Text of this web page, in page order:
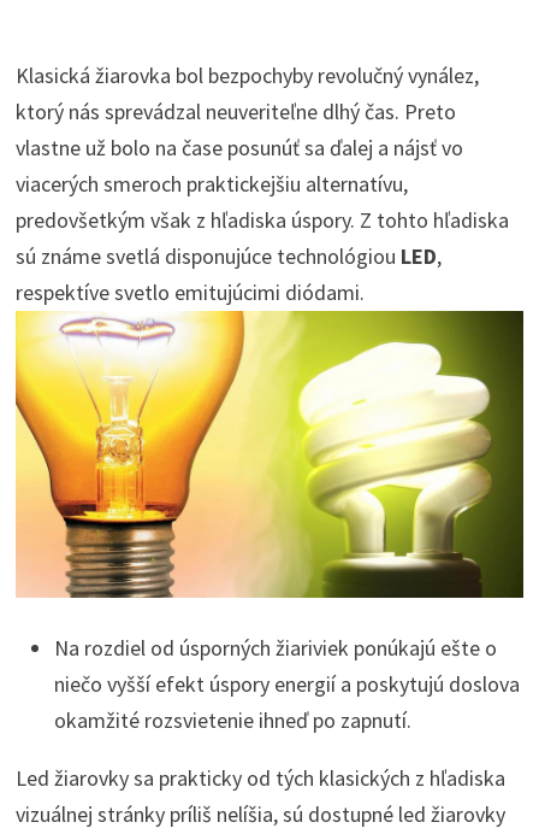
Klasická žiarovka bol bezpochyby revolučný vynález,
ktorý nás sprevádzal neuveriteľne dlhý čas. Preto
vlastne už bolo na čase posunúť sa ďalej a nájsť vo
viacerých smeroch praktickejšiu alternatívu,
predovšetkým však z hľadiska úspory. Z tohto hľadiska
sú známe svetlá disponujúce technológiou LED,
respektíve svetlo emitujúcimi diódami.
Na rozdiel od úsporných žiariviek ponúkajú ešte o
niečo vyšší efekt úspory energií a poskytujú doslova
okamžité rozsvietenie ihneď po zapnutí.
Led žiarovky sa prakticky od tých klasických z hľadiska
vizuálnej stránky príliš nelíšia, sú dostupné led žiarovky